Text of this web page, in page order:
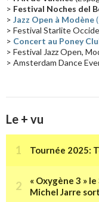
(14)
Tournée 2025(14)
> Festival Noches del
> Jazz Open à Modène
> Festival Starlite
> Concert au Poney
> Festival Jazz Open,
> Amsterdam Dance
Le + vu